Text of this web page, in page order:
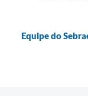
Equipe do